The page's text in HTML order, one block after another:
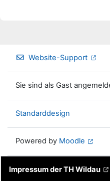
Website-Support
Sie sind als Gast
Standarddesign
Powered by Moodle
Impressum der TH Wildau